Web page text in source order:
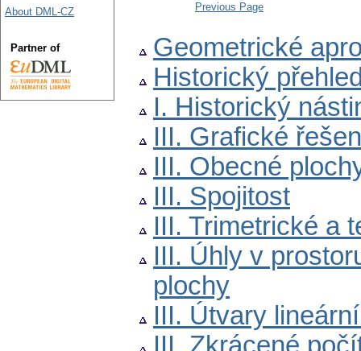
Previous Page
Geometrické
Historický
I. Historický
III. Grafické
III. Obecné
III. Spojitost
III. Trimetrické a
III. Úhly v
plochy
III. Útvary
About DML-CZ
Partner of